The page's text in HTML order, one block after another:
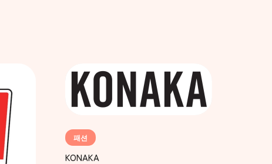
패션
KONAKA